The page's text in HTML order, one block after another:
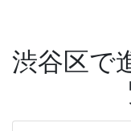
渋谷区で